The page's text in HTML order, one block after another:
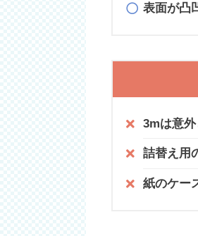
表面が凸
3mは意
詰替え用
紙のケー